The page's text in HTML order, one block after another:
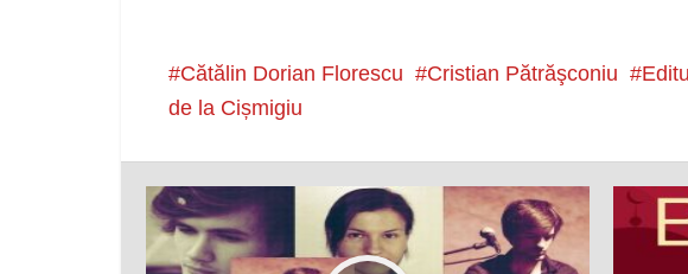
Cătălin Dorian Florescu Cristian Pătrăşconiu
de la Cișmigiu